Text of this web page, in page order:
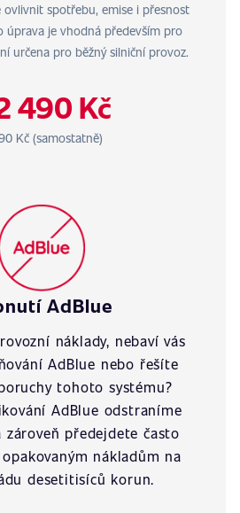
ovlivnit spotřebu, emise i přesnost
úprava je vhodná především pro
určena pro běžný silniční provoz.
490 Kč
Kč (samostatně)
AdBlue
náklady, nebaví vás
AdBlue nebo řešíte
tohoto systému?
AdBlue odstraníme
předejdete často
nákladům na
desetitisíců korun.